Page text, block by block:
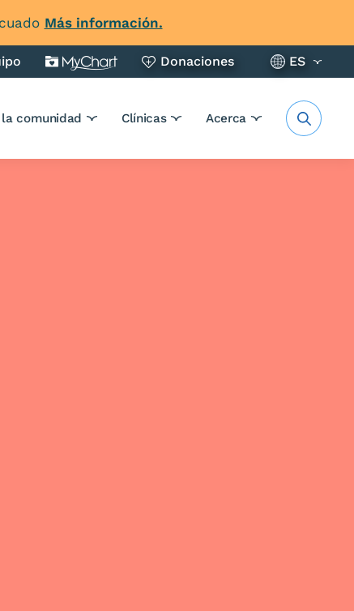
Más información.
Donaciones ES
comunidad Clínicas Acerca